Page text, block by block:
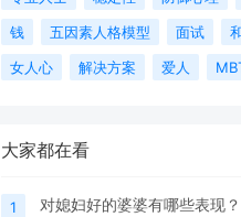
钱
五因素人格模型 面试
女人心
解决方案 爱人
大家都在看
1
对媳妇好的婆婆有哪些表现